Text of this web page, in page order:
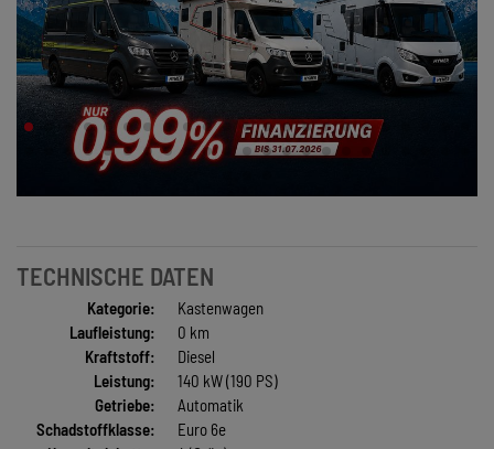
TECHNISCHE DATEN
Kategorie:
Kastenwagen
Laufleistung:
0 km
Kraftstoff:
Diesel
Leistung:
140 kW (190 PS)
Getriebe:
Automatik
Schadstoffklasse:
Euro 6e